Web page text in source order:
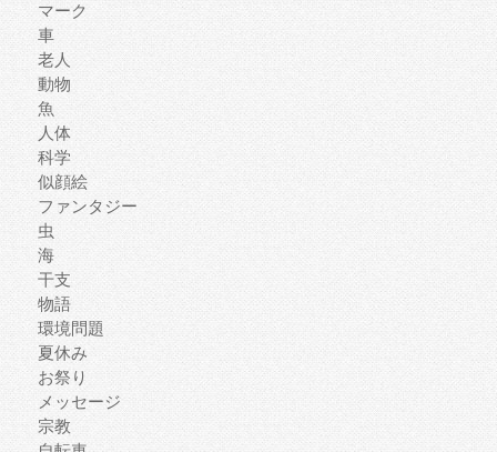
マーク
車
老人
動物
魚
人体
科学
似顔絵
ファンタジー
虫
海
干支
物語
環境問題
夏休み
お祭り
メッセージ
宗教